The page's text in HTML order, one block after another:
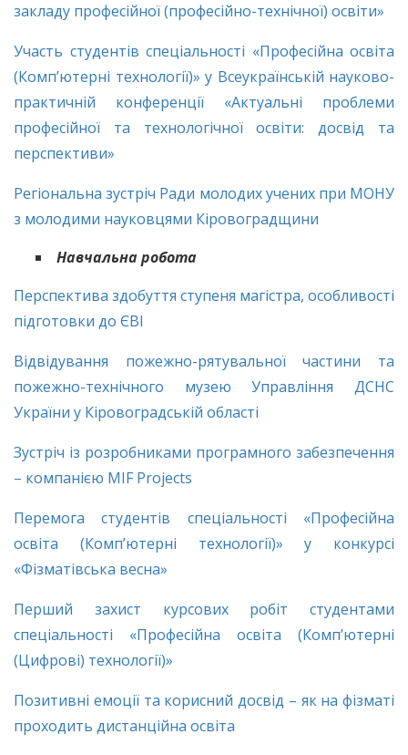
закладу професійної (професійно-технічної) освіти»
Участь студентів спеціальності «Професійна освіта
(Комп’ютерні технології)» у Всеукраїнській науково-
практичній конференції «Актуальні проблеми
професійної та технологічної освіти: досвід та
перспективи»
Регіональна зустріч Ради молодих учених при МОНУ
з молодими науковцями Кіровоградщини
Навчальна робота
Перспектива здобуття ступеня магістра, особливості
підготовки до ЄВІ
Відвідування пожежно-рятувальної частини та
пожежно-технічного музею Управління ДСНС
України у Кіровоградській області
Зустріч із розробниками програмного забезпечення
– компанією MIF Projects
Перемога студентів спеціальності «Професійна
освіта (Комп’ютерні технології)» у конкурсі
«Фізматівська весна»
Перший захист курсових робіт студентами
спеціальності «Професійна освіта (Комп’ютерні
(Цифрові) технології)»
Позитивні емоції та корисний досвід – як на фізматі
проходить дистанційна освіта